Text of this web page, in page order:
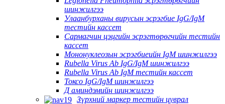
шинжилгээ
Улаанбурханы вирусын эсрэгбие IgG/IgM
тестийн кассет
Сармагчин цэцгийн эсрэгтөрөгчийн тестийн
кассет
Мононуклеозын эсрэгбиеийн IgM шинжилгээ
Rubella Virus Ab IgG/IgM шинжилгээ
Rubella Virus Ab IgM тестийн кассет
Токсо IgG/IgM шинжилгээ
Д аминдэмийн шинжилгээ
Зүрхний маркер тестийн цуврал